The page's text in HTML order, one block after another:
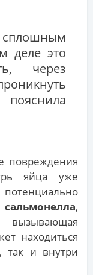
деле это
через
повреждения
яйца уже
сальмонелла,
вызывающая
находиться
так и внутри